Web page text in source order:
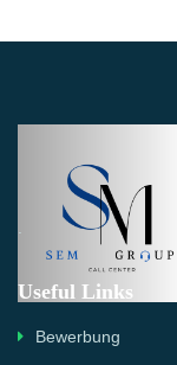
Useful Links
Bewerbung